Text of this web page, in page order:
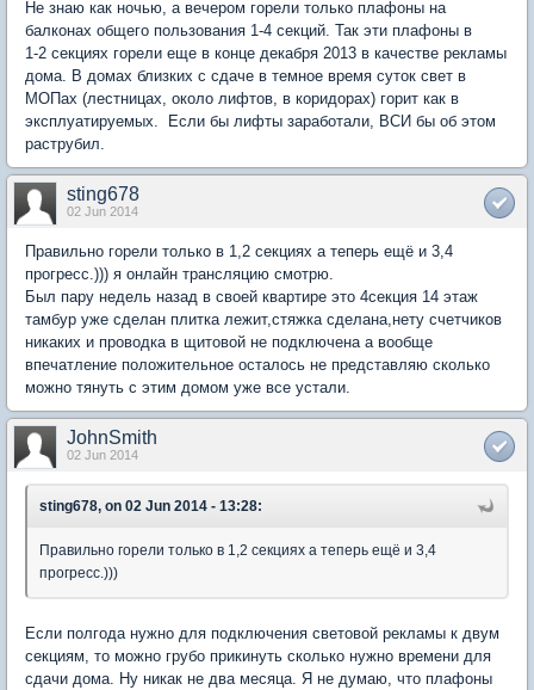
Не знаю как ночью, а вечером горели только плафоны на
балконах общего пользования 1-4 секций. Так эти плафоны в
1-2 секциях горели еще в конце декабря 2013 в качестве рекламы
дома. В домах близких с сдаче в темное время суток свет в
МОПах (лестницах, около лифтов, в коридорах) горит как в
эксплуатируемых. Если бы лифты заработали, ВСИ бы об этом
раструбил.
sting678
02 Jun 2014
Правильно горели только в 1,2 секциях а теперь ещё и 3,4
прогресс.))) я онлайн трансляцию смотрю.
Был пару недель назад в своей квартире это 4секция 14 этаж
тамбур уже сделан плитка лежит,стяжка сделана,нету счетчиков
никаких и проводка в щитовой не подключена а вообще
впечатление положительное осталось не представляю сколько
можно тянуть с этим домом уже все устали.
JohnSmith
02 Jun 2014
sting678, on 02 Jun 2014 - 13:28:
Правильно горели только в 1,2 секциях а теперь ещё и 3,4
прогресс.)))
Если полгода нужно для подключения световой рекламы к двум
секциям, то можно грубо прикинуть сколько нужно времени для
сдачи дома. Ну никак не два месяца. Я не думаю, что плафоны